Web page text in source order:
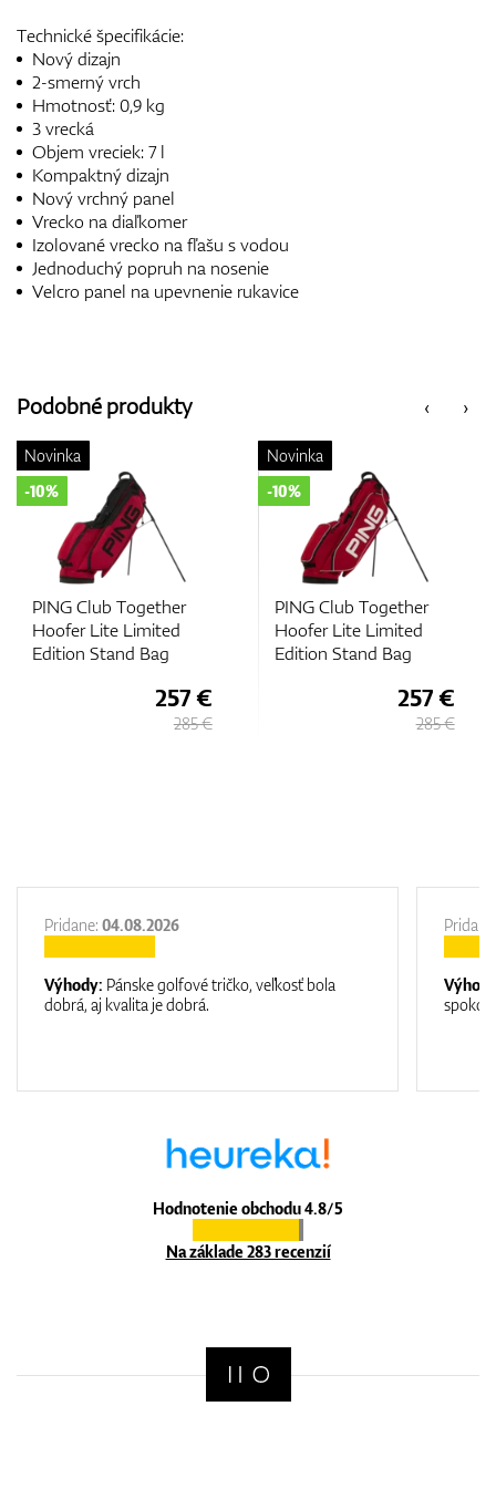
Technické špecifikácie:
Nový dizajn
2-smerný vrch
Hmotnosť: 0,9 kg
3 vrecká
Objem vreciek: 7 l
Kompaktný dizajn
Nový vrchný panel
Vrecko na diaľkomer
Izolované vrecko na fľašu s vodou
Jednoduchý popruh na nosenie
Velcro panel na upevnenie rukavice
‹
Podobné produkty ›
PING Club Together
Hoofer Lite Limited
Edition Stand Bag
Novinka
-10%
257 €
PING Club Together
Hoofer Lite Limited
Edition Stand Bag
Novinka
-10%
Hodnotenie obchodu 4.8/5
Na základe 283 recenzií
Pridane: 04.08.2026
Výhody: Pánske golfové tričko, veľkosť bola
dobrá, aj kvalita je dobrá.